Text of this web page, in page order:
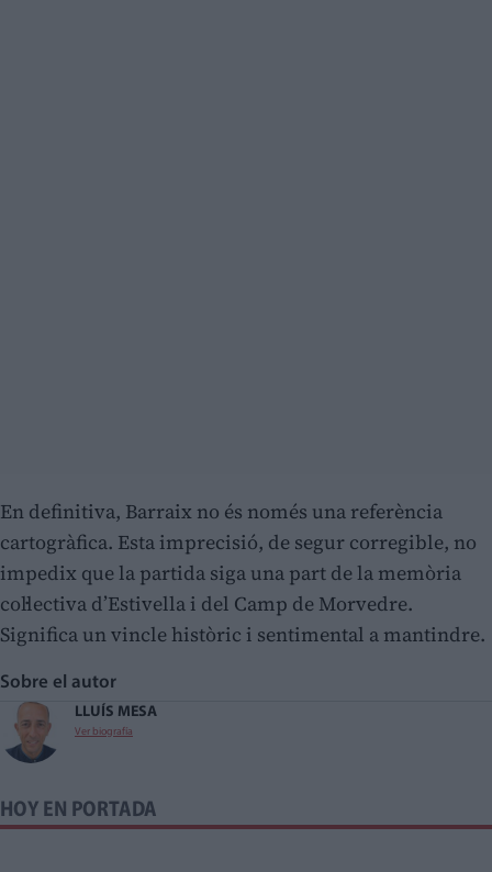
En definitiva, Barraix no és només una referència
cartogràfica. Esta imprecisió, de segur corregible, no
impedix que la partida siga una part de la memòria
col·lectiva d’Estivella i del Camp de Morvedre.
Significa un vincle històric i sentimental a mantindre.
Sobre el autor
LLUÍS MESA
Ver biografía
HOY EN PORTADA